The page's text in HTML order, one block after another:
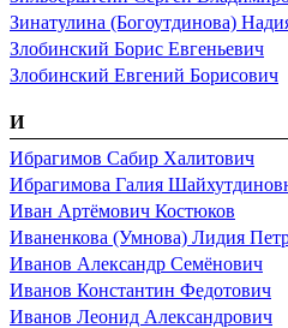
Зинатулина (Богоутдинова)
Злобинский Борис Евгеньевич
Злобинский Евгений Борисович
И
Ибрагимов Сабир Халитович
Ибрагимова Галия
Иван Артёмович Костюков
Иваненкова (Умнова) Лидия
Иванов Александр Семёнович
Иванов Константин Федотович
Иванов Леонид Александрович